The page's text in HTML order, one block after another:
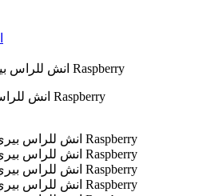
شاشة HDMI 5 انش للراس بيري Raspberry